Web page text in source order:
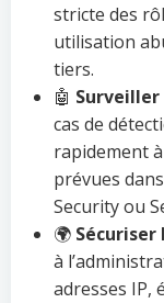
stricte des
utilisation
tiers.
🤖
cas de
rapidement
prévues
Security ou
🌍 Sécuriser
à
adresses IP,